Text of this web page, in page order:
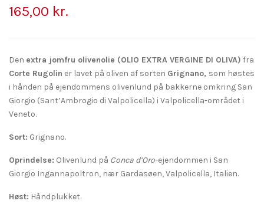
165,00 kr.
Den extra jomfru olivenolie (OLIO EXTRA VERGINE DI OLIVA) fra
Corte Rugolin er lavet på oliven af sorten Grignano, som høstes
i hånden på ejendommens olivenlund på bakkerne omkring San
Giorgio (Sant’Ambrogio di Valpolicella) i Valpolicella-området i
Veneto.
Sort: Grignano.
Oprindelse: Olivenlund på Conca d’Oro-ejendommen i San
Giorgio Ingannapoltron, nær Gardasøen, Valpolicella, Italien.
Høst: Håndplukket.